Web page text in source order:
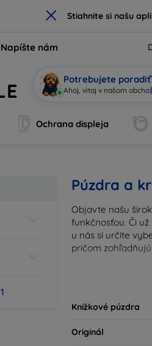
× Stiahnite si našu
Napíšte nám
Potrebujete
S|
Ochrana displeja
1
Púzdra a
Objavte našu
funkčnosťou. Či
u nás si určite
pričom
kryty sú nielen
milovníkov
Knižkové púzdra
Originál